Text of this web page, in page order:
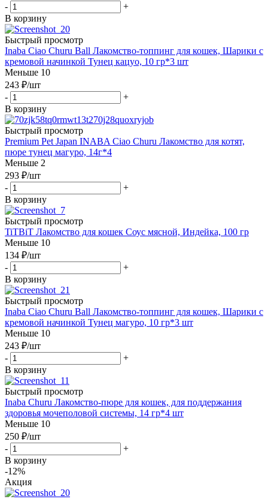
-
+
В корзину
Быстрый просмотр
Inaba Ciao Churu Ball Лакомство-топпинг для кошек, Шарики с
кремовой начинкой Тунец кацуо, 10 гр*3 шт
Меньше 10
243 ₽/шт
-
+
В корзину
Быстрый просмотр
Premium Pet Japan INABA Ciao Churu Лакомство для котят,
пюре тунец магуро, 14г*4
Меньше 2
293 ₽/шт
-
+
В корзину
Быстрый просмотр
TiTBiT Лакомство для кошек Соус мясной, Индейка, 100 гр
Меньше 10
134 ₽/шт
-
+
В корзину
Быстрый просмотр
Inaba Ciao Churu Ball Лакомство-топпинг для кошек, Шарики с
кремовой начинкой Тунец магуро, 10 гр*3 шт
Меньше 10
243 ₽/шт
-
+
В корзину
Быстрый просмотр
Inaba Churu Лакомство-пюре для кошек, для поддержания
здоровья мочеполовой системы, 14 гр*4 шт
Меньше 10
250 ₽/шт
-
+
В корзину
-12%
Акция